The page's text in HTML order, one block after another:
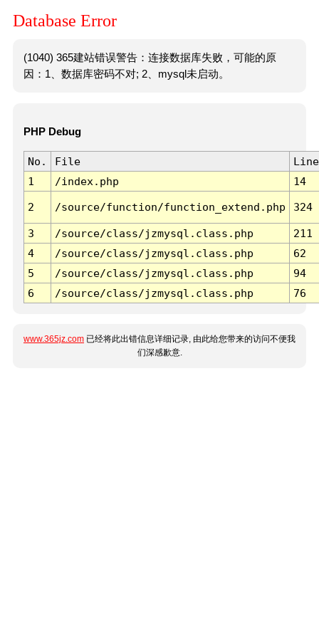
Database Error
(1040) 365建站错误警告：连接数据库失败，可能的原
因：1、数据库密码不对; 2、mysql未启动。
PHP Debug
No. File
Line
1
/index.php 14
2 /source/function/function_extend.php 324
3 /source/class/jzmysql.class.php
211
4
/source/class/jzmysql.class.php
62
5
/source/class/jzmysql.class.php
94
6
/source/class/jzmysql.class.php 76
www.365jz.com 已经将此出错信息详细记录, 由此给您带来的访问不便我
们深感歉意.